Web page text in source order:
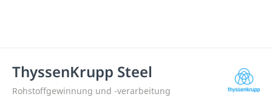
ThyssenKrupp Steel
Rohstoffgewinnung und -verarbeitung